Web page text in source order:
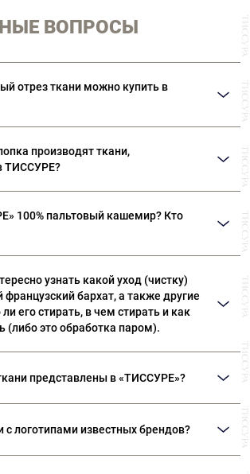
ВОПРОСЫ
отрез ткани можно купить в
производят ткани,
ТИССУРЕ?
хлопка: Sea Island,
100% пальтовый кашемир? Кто
из 100% кашемира, произведенных
(Франция) Agnona (Италия) Luigi
Holland & Sherry (Великобритания)
узнать какой уход (чистку)
бархат, а также другие
его стирать, в чем стирать и как
(либо это обработка паром).
Вы можете положить бархат
полотенце или вывернуть вещь
ворс к ворсу. Утюгом не давите,
представлены в «ТИССУРЕ»?
виды крепов, шифон, муслин, органзу,
подкладочные ткани из 100% шелка.
с логотипами известных брендов?